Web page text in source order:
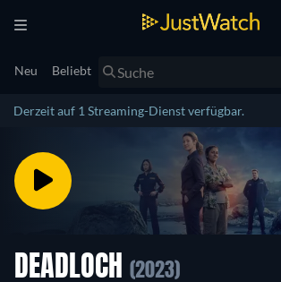
Neu Beliebt
Derzeit auf 1 Streaming-Dienst verfügbar.
DEADLOCH (2023)